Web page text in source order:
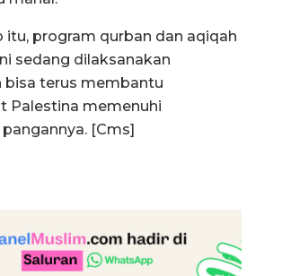
itu, program qurban dan aqiqah
sedang dilaksanakan
bisa terus membantu
Palestina memenuhi
[Cms]